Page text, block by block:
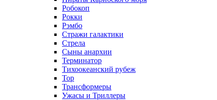
Робокоп
Рокки
Рэмбо
Стражи галактики
Стрела
Сыны анархии
Терминатор
Тихоокеанский рубеж
Тор
Трансформеры
Ужасы и Триллеры